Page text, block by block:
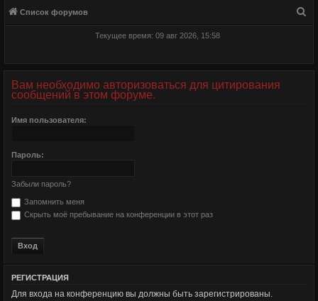
Список форумов
Текущее время: 09 авг 2026, 15:58
Вам необходимо авторизоваться для цитирования
сообщений в этом форуме.
Имя пользователя:
Пароль:
Забыли пароль?
Запомнить меня
Скрыть моё пребывание на конференции в этот раз
РЕГИСТРАЦИЯ
Для входа на конференцию вы должны быть зарегистрированы.